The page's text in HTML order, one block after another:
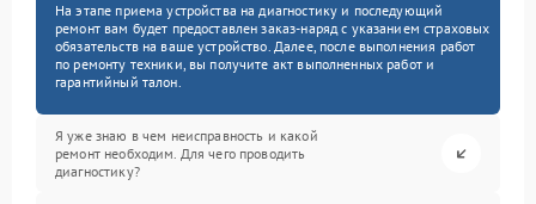
На этапе приема устройства на диагностику и последующий
ремонт вам будет предоставлен заказ-наряд с указанием страховых
обязательств на ваше устройство. Далее, после выполнения работ
по ремонту техники, вы получите акт выполненных работ и
гарантийный талон.
Я уже знаю в чем неисправность и какой
ремонт необходим. Для чего проводить
диагностику?